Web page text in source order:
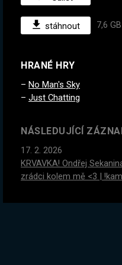
stáhnout 7,6
HRANÉ HRY
No Man's Sky
Just Chatting
NÁSLEDUJÍCÍ
17. 2. 2026
KRVAVKA! Ondřej
zrádci kolem mě <3 |